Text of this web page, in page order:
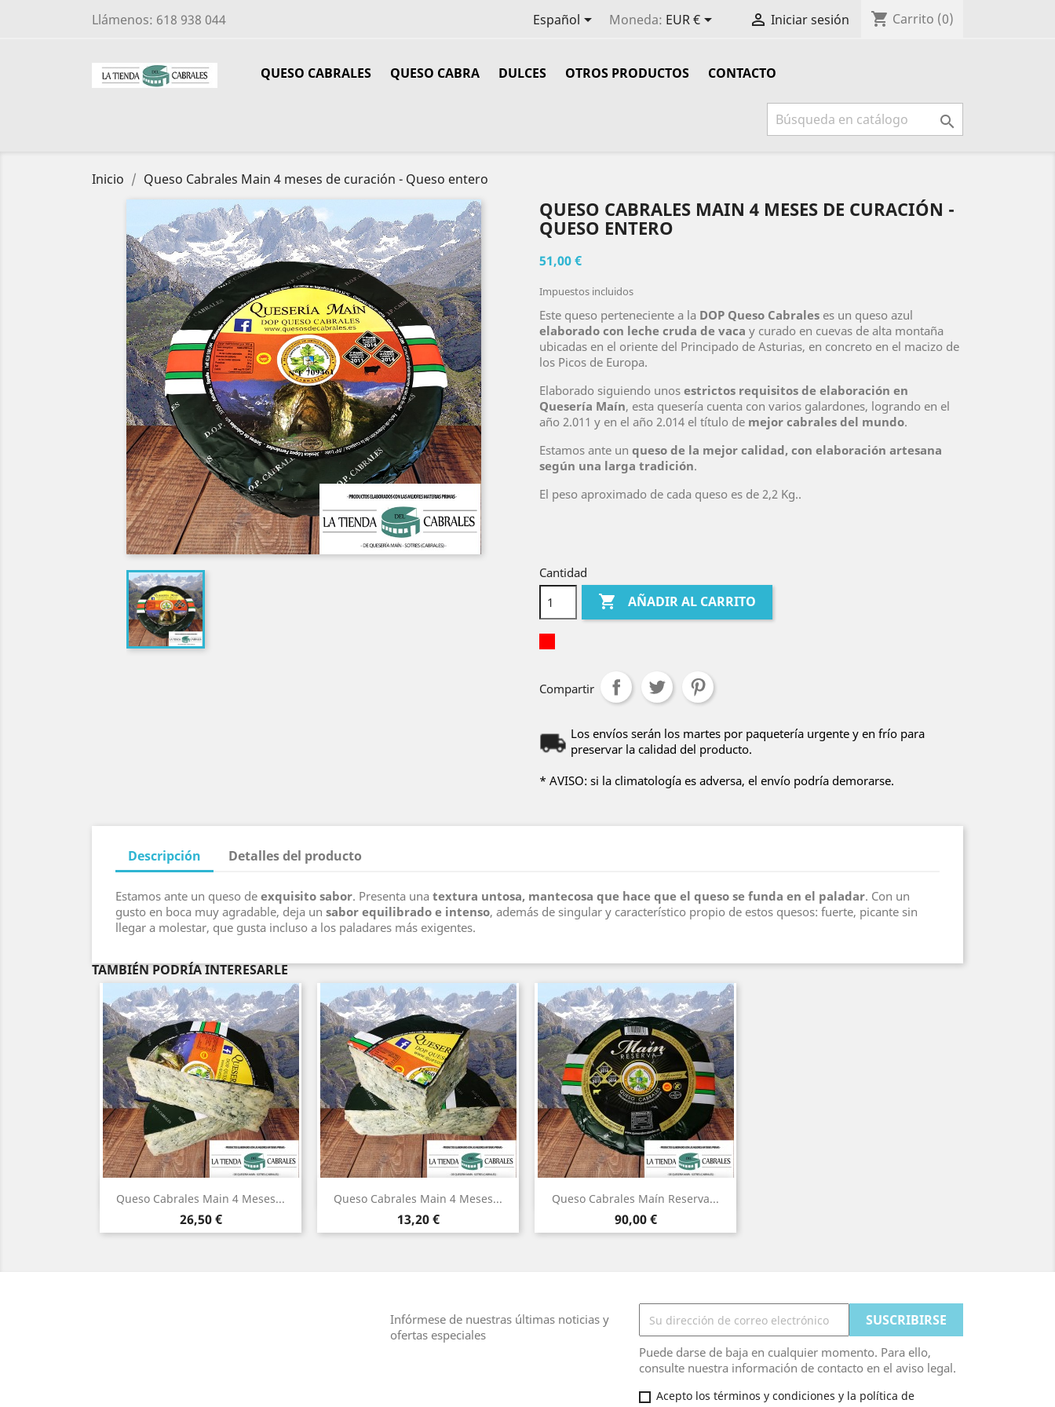
Llámenos: 618 938 044 Español Moneda: EUR €  Iniciar sesión shopping_cart Carrito (0)
QUESO CABRALES QUESO CABRA DULCES OTROS PRODUCTOS CONTACTO

Inicio Queso Cabrales Main 4 meses de curación - Queso entero
QUESO CABRALES MAIN 4 MESES DE CURACIÓN -
QUESO ENTERO
51,00 €
Impuestos incluidos
Este queso perteneciente a la DOP Queso Cabrales es un queso azul
elaborado con leche cruda de vaca y curado en cuevas de alta montaña
ubicadas en el oriente del Principado de Asturias, en concreto en el macizo de
los Picos de Europa.
Elaborado siguiendo unos estrictos requisitos de elaboración en
Quesería Maín, esta quesería cuenta con varios galardones, logrando en el
año 2.011 y en el año 2.014 el título de mejor cabrales del mundo.
Estamos ante un queso de la mejor calidad, con elaboración artesana
según una larga tradición.
El peso aproximado de cada queso es de 2,2 Kg..
Cantidad
 AÑADIR AL CARRITO
Compartir
Los envíos serán los martes por paquetería urgente y en frío para
preservar la calidad del producto.
* AVISO: si la climatología es adversa, el envío podría demorarse.
Descripción Detalles del producto
Estamos ante un queso de exquisito sabor. Presenta una textura untosa, mantecosa que hace que el queso se funda en el paladar. Con un
gusto en boca muy agradable, deja un sabor equilibrado e intenso, además de singular y característico propio de estos quesos: fuerte, picante sin
llegar a molestar, que gusta incluso a los paladares más exigentes.
TAMBIÉN PODRÍA INTERESARLE
Queso Cabrales Main 4 Meses...
Precio
26,50 €
Vista rápida Queso Cabrales Main 4 Meses...
Precio
13,20 €
Vista rápida Queso Cabrales Maín Reserva...
Precio
90,00 €
Vista rápida
Infórmese de nuestras últimas noticias y
ofertas especiales
Puede darse de baja en cualquier momento. Para ello,
consulte nuestra información de contacto en el aviso legal.
Acepto los términos y condiciones y la política de